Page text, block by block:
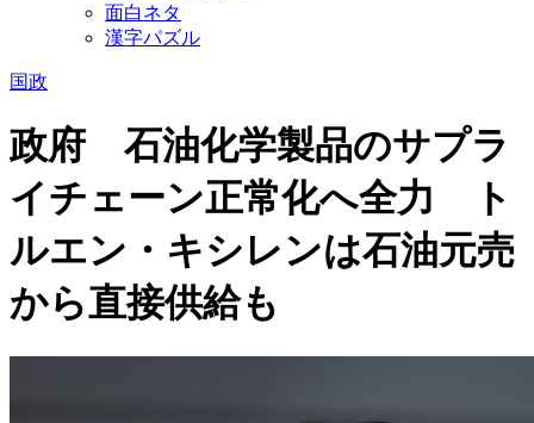
面白ネタ
漢字パズル
国政
政府 石油化学製品のサプラ
イチェーン正常化へ全力 ト
ルエン・キシレンは石油元売
から直接供給も